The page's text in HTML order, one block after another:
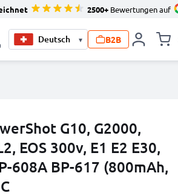
2500+ Bewertungen auf
▾ B2B
G10, G2000,
EOS 300v, E1 E2 E30,
608A BP-617 (800mAh,